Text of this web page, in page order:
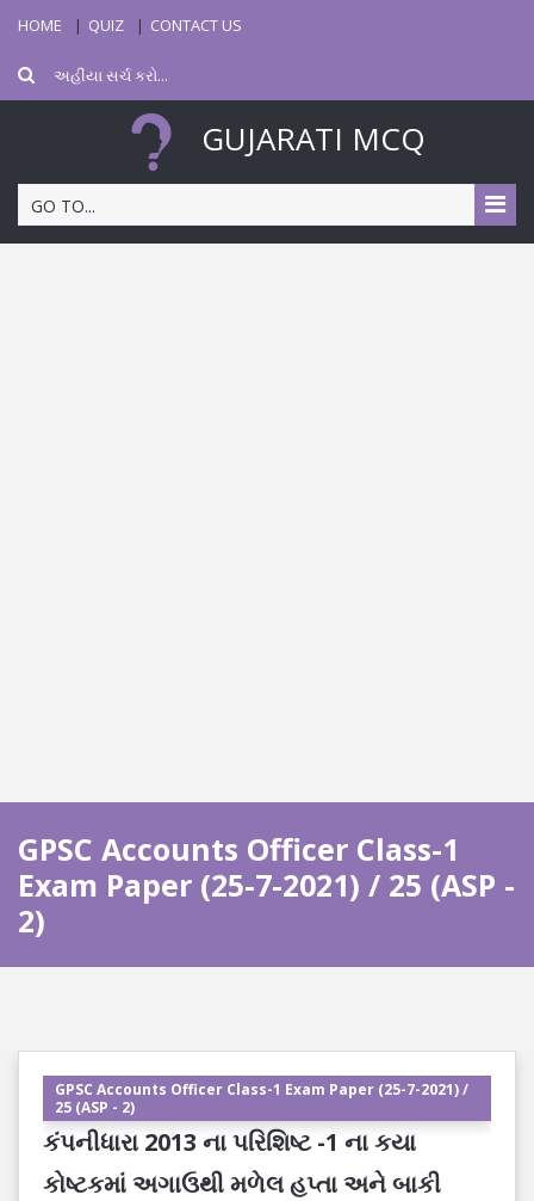
HOME QUIZ CONTACT US
GUJARATI MCQ
GO TO...
GPSC Accounts Officer Class-1
Exam Paper (25-7-2021) / 25 (ASP -
2)
GPSC Accounts Officer Class-1 Exam Paper (25-7-2021) /
25 (ASP - 2)
કંપનીધારા 2013 ના પરિશિષ્ટ -1 ના કયા
કોષ્ટકમાં અગાઉથી મળેલ હપ્તા અને બાકી